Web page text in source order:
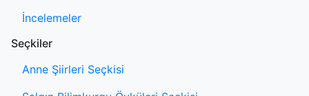
İncelemeler
Seçkiler
Anne Şiirleri Seçkisi